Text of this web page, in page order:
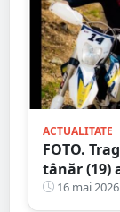
ACTUALITATE
FOTO.
tânăr (19)
prăpastie
16 mai 2026